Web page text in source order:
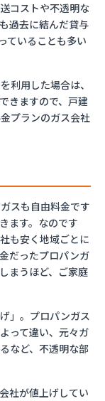
コストや不透明な
過去に結んだ貸与
ていることも多い
利用した場合は、
きますので、戸建
プランのガス会社
スも自由料金です
ます。なのです
も安く地域ごとに
だったプロパンガ
まうほど、ご家庭
」。プロパンガス
って違い、元々ガ
など、不透明な部
社が値上げしてい